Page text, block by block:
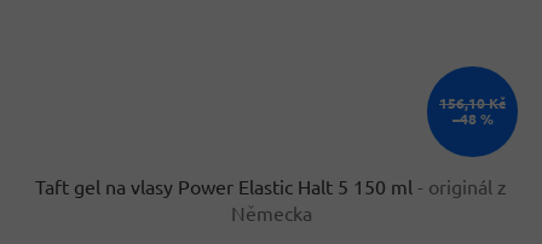
156,10 Kč
–48 %
Taft gel na vlasy Power Elastic Halt 5 150 ml - originál z
Německa